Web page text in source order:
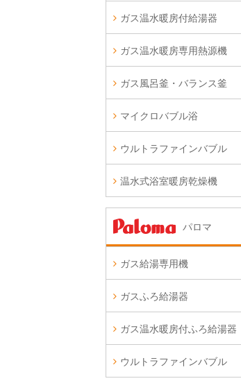
ガス温水暖房付給湯器
ガス温水暖房専用熱源機
ガス風呂釜・バランス釜
マイクロバブル浴
ウルトラファインバブル
温水式浴室暖房乾燥機
パロマ
ガス給湯専用機
ガスふろ給湯器
ガス温水暖房付ふろ給湯器
ウルトラファインバブル